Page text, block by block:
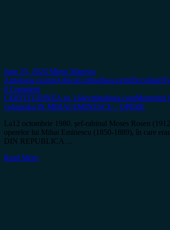
June 25, 2024 Miron Manega
Antologia rușiniiArhivaCertitudinea printDezvăluiri
0 Comment
CERTITUDINEA nr. 164certitudinea.comMemoriul
volumului IX MIHAI EMINESCU - OPERE
La12 octombrie 1980. șef-rabinul Moses Rosen
operelor lui Mihai Eminescu (1850-1889), în care
DIN REPUBLICA…
Read More